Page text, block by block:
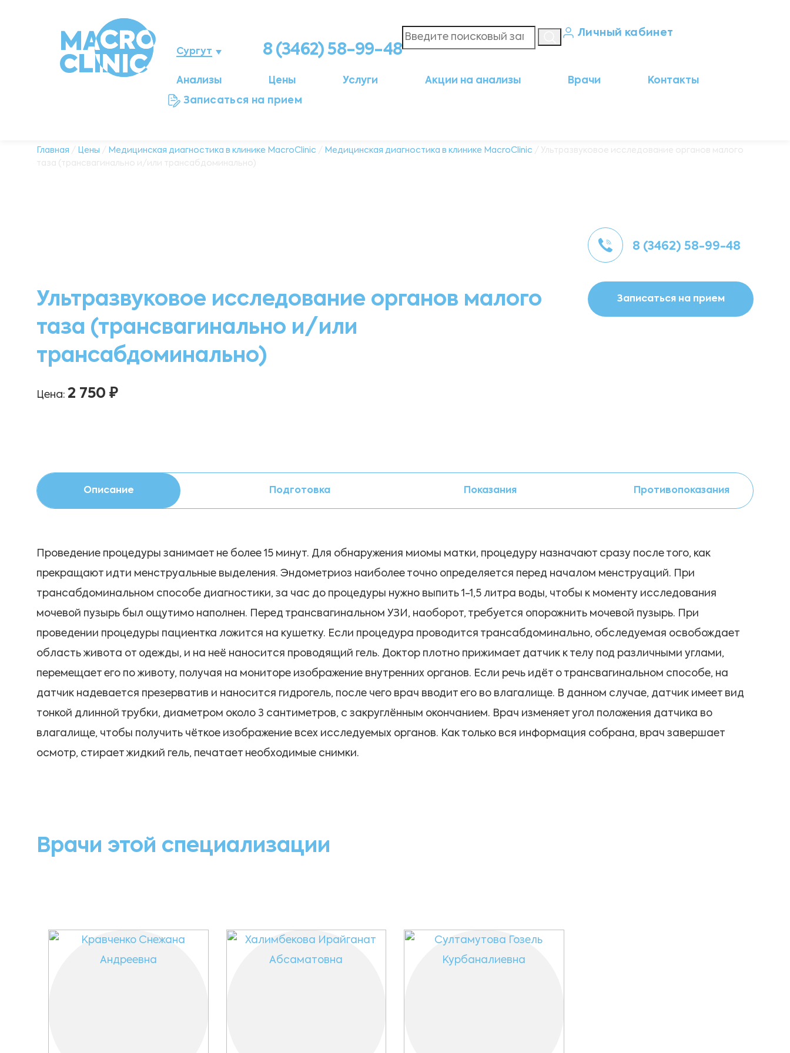
Сургут
Нижневартовск
8 (3462) 58-99-48
Личный кабинет
Анализы Цены Услуги Акции на анализы Врачи
Контакты
Записаться на прием
Главная / Цены / Медицинская диагностика в клинике MacroClinic / Медицинская диагностика в клинике MacroClinic / Ультразвуковое исследование органов малого
таза (трансвагинально и/или трансабдоминально)
Ультразвуковое исследование органов малого
таза (трансвагинально и/или
трансабдоминально)
Цена: 2 750 ₽
8 (3462) 58-99-48
Записаться на прием
Описание Подготовка Показания Противопоказания
Проведение процедуры занимает не более 15 минут. Для обнаружения миомы матки, процедуру назначают сразу после того, как
прекращают идти менструальные выделения. Эндометриоз наиболее точно определяется перед началом менструаций. При
трансабдоминальном способе диагностики, за час до процедуры нужно выпить 1-1,5 литра воды, чтобы к моменту исследования
мочевой пузырь был ощутимо наполнен. Перед трансвагинальном УЗИ, наоборот, требуется опорожнить мочевой пузырь. При
проведении процедуры пациентка ложится на кушетку. Если процедура проводится трансабдоминально, обследуемая освобождает
область живота от одежды, и на неё наносится проводящий гель. Доктор плотно прижимает датчик к телу под различными углами,
перемещает его по животу, получая на мониторе изображение внутренних органов. Если речь идёт о трансвагинальном способе, на
датчик надевается презерватив и наносится гидрогель, после чего врач вводит его во влагалище. В данном случае, датчик имеет вид
тонкой длинной трубки, диаметром около 3 сантиметров, с закруглённым окончанием. Врач изменяет угол положения датчика во
влагалище, чтобы получить чёткое изображение всех исследуемых органов. Как только вся информация собрана, врач завершает
осмотр, стирает жидкий гель, печатает необходимые снимки.
Врачи этой специализации